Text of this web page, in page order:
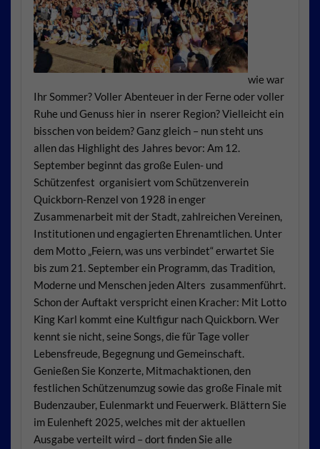
wie war
Ihr Sommer? Voller Abenteuer in der Ferne oder voller
Ruhe und Genuss hier in nserer Region? Vielleicht ein
bisschen von beidem? Ganz gleich – nun steht uns
allen das Highlight des Jahres bevor: Am 12.
September beginnt das große Eulen- und
Schützenfest organisiert vom Schützenverein
Quickborn-Renzel von 1928 in enger
Zusammenarbeit mit der Stadt, zahlreichen Vereinen,
Institutionen und engagierten Ehrenamtlichen. Unter
dem Motto „Feiern, was uns verbindet“ erwartet Sie
bis zum 21. September ein Programm, das Tradition,
Moderne und Menschen jeden Alters zusammenführt.
Schon der Auftakt verspricht einen Kracher: Mit Lotto
King Karl kommt eine Kultfigur nach Quickborn. Wer
kennt sie nicht, seine Songs, die für Tage voller
Lebensfreude, Begegnung und Gemeinschaft.
Genießen Sie Konzerte, Mitmachaktionen, den
festlichen Schützenumzug sowie das große Finale mit
Budenzauber, Eulenmarkt und Feuerwerk. Blättern Sie
im Eulenheft 2025, welches mit der aktuellen
Ausgabe verteilt wird – dort finden Sie alle